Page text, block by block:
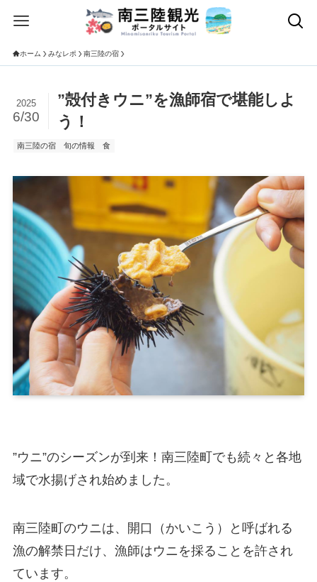
ホーム みなレポ 南三陸の宿
”殻付きウニ”を漁師宿で堪能しよ
う！
2025
6/30
南三陸の宿 旬の情報 食
”ウニ”のシーズンが到来！南三陸町でも続々と各地
域で水揚げされ始めました。
南三陸町のウニは、開口（かいこう）と呼ばれる
漁の解禁日だけ、漁師はウニを採ることを許され
ています。